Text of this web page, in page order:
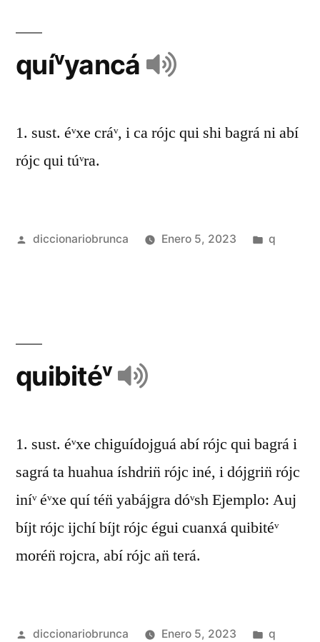
quíᵛyancá
1. sust. éᵛxe cráᵛ, i ca rójc qui shi bagrá ni abí
rójc qui túᵛra.
diccionariobrunca Enero 5, 2023 q
quibitéᵛ
1. sust. éᵛxe chiguídojguá abí rójc qui bagrá i
sagrá ta huahua íshdrin̈ rójc iné, i dójgrin̈ rójc
iníᵛ éᵛxe quí tén̈ yabájgra dóᵛsh Ejemplo: Auj
bíjt rójc ijchí bíjt rójc égui cuanxá quibitéᵛ
morén̈ rojcra, abí rójc an̈ terá.
diccionariobrunca Enero 5, 2023 q